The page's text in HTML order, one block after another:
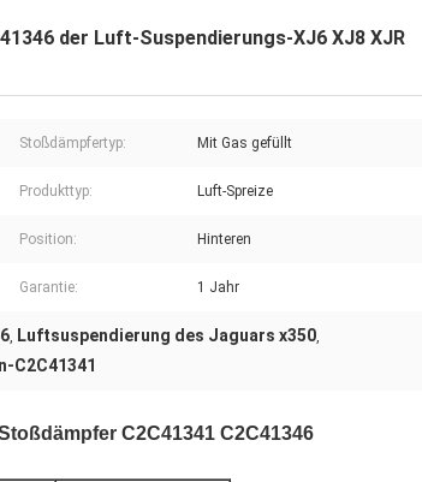
der Luft-Suspendierungs-XJ6 XJ8 XJR
Stoßdämpfertyp: Mit Gas gefüllt
Produkttyp: Luft-Spreize
Position: Hinteren
Garantie: 1 Jahr
, Luftsuspendierung des Jaguars x350,
C2C41341
C2C41341 C2C41346